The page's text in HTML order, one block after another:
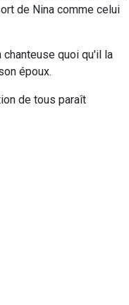
de Nina comme celui
quoi qu'il la
époux.
de tous paraît